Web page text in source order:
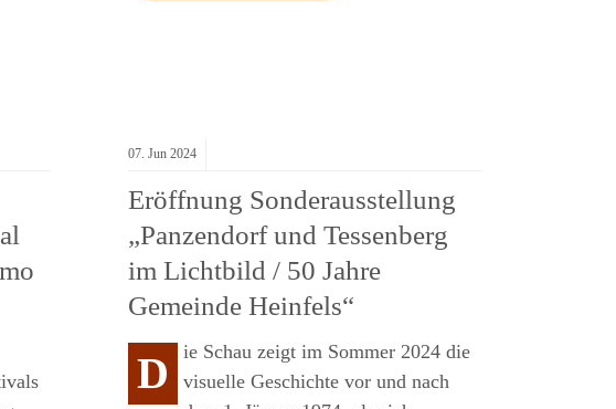
07. Jun 2024
Eröffnung Sonderausstellung
„Panzendorf und Tessenberg
im Lichtbild / 50 Jahre
Gemeinde Heinfels“
D
ie Schau zeigt im Sommer 2024 die
visuelle Geschichte vor und nach